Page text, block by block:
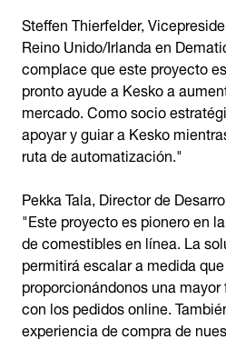
Steffen Thierfelder,
Reino Unido/Irlanda en
complace que este proyecto
pronto ayude a Kesko a
mercado. Como socio
apoyar y guiar a Kesko
ruta de automatización."
Pekka Tala, Director de
"Este proyecto es pionero en
de comestibles en línea. La
permitirá escalar a medida
proporcionándonos una
con los pedidos online.
experiencia de compra de